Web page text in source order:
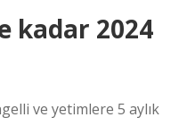
kadar 2024
ve yetimlere 5 aylık